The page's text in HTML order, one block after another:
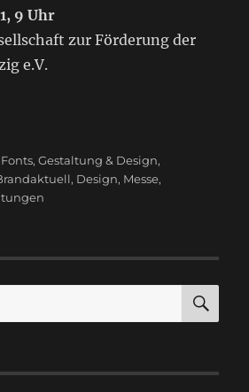
9 Uhr
zur Förderung der
e.V.
am 28. Mai 2011“
Kategorien
Fonts,Gestaltung & Design,
, Design, Messe,